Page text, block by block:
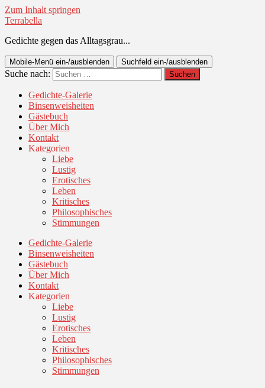
Zum Inhalt springen
Terrabella
Gedichte gegen das Alltagsgrau...
Mobile-Menü ein-/ausblenden Suchfeld ein-/ausblenden
Suche nach:
Gedichte-Galerie
Binsenweisheiten
Gästebuch
Über Mich
Kontakt
Kategorien
Liebe
Lustig
Erotisches
Leben
Kritisches
Philosophisches
Stimmungen
Gedichte-Galerie
Binsenweisheiten
Gästebuch
Über Mich
Kontakt
Kategorien
Liebe
Lustig
Erotisches
Leben
Kritisches
Philosophisches
Stimmungen